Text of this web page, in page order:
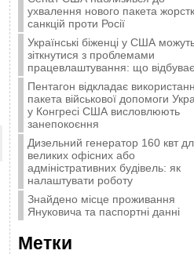
ухвалення нового пакета
санкцій проти Росії
Українські біженці у США
зіткнутися з проблемами
працевлаштування: що
Пентагон відкладає
пакета військової допомоги
у Конгресі США висловлюють
занепокоєння
Дизельний генератор 160 квт
великих офісних або
адміністративних будівель: як
налаштувати роботу
Знайдено місце проживання
Януковича та паспортні данні
Метки